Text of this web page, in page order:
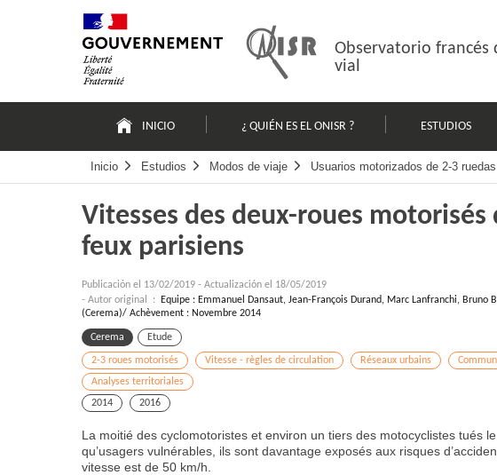
Observatorio francés
vial
principale
INICIO ¿ QUIÉN ES EL ONISR ? ESTUDIOS
Inicio Estudios Modos de viaje Usuarios motorizados de 2-3 ruedas
Vitesses des deux-roues motorisés
feux parisiens
Publicación el 13/02/2019 - Actualización el 18/05/2019
- Autor original :
Equipe : Emmanuel Dansaut, Jean-François Durand, Marc Lanfranchi, Bruno
(Cerema)/ Achèvement : Novembre 2014
Cerema Etude
2-3 roues motorisés Vitesse - règles de circulation Réseaux urbains
Analyses territoriales
2014
2016
La moitié des cyclomotoristes et environ un tiers des motocyclistes tués
qu’usagers vulnérables, ils sont davantage exposés aux risques
vitesse est de 50 km/h.